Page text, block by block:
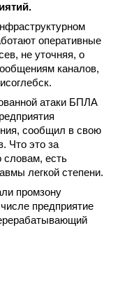
оперативные
не уточняя, о
каналов,
атаки БПЛА
сообщил в свою
Что это за
словам, есть
легкой степени.
промзону
предприятие